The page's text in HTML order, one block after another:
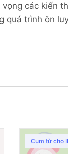
vọng các kiến
quá trình ôn
Cụm từ cho